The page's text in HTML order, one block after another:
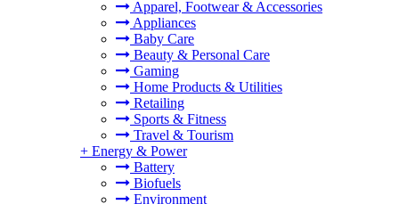
Apparel, Footwear & Accessories
Appliances
Baby Care
Beauty & Personal Care
Gaming
Home Products & Utilities
Retailing
Sports & Fitness
Travel & Tourism
+ Energy & Power
Battery
Biofuels
Environment